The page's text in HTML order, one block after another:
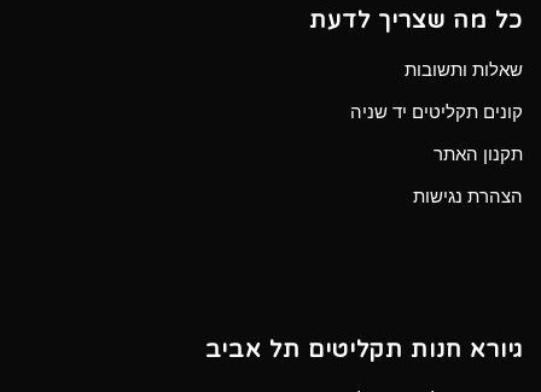
כל מה שצריך לדעת
שאלות ותשובות
קונים תקליטים יד שניה
תקנון האתר
הצהרת נגישות
גיורא חנות תקליטים תל אביב